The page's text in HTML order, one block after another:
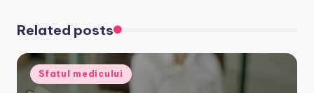
Related posts
Posted
in
Sfatul medicului